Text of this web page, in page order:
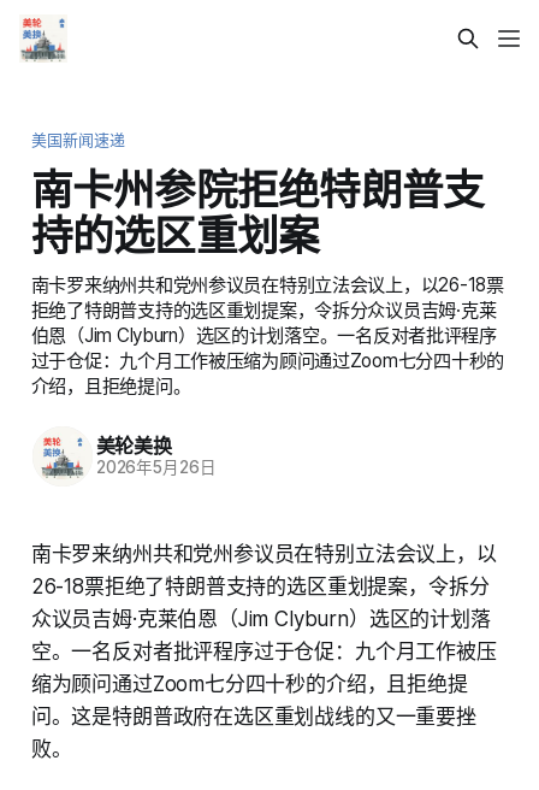
美国新闻速递
南卡州参院拒绝特朗普支
持的选区重划案
南卡罗来纳州共和党州参议员在特别立法会议上，以26-18票
拒绝了特朗普支持的选区重划提案，令拆分众议员吉姆·克莱
伯恩（Jim Clyburn）选区的计划落空。一名反对者批评程序
过于仓促：九个月工作被压缩为顾问通过Zoom七分四十秒的
介绍，且拒绝提问。
美轮美换
2026年5月26日
南卡罗来纳州共和党州参议员在特别立法会议上，以
26-18票拒绝了特朗普支持的选区重划提案，令拆分
众议员吉姆·克莱伯恩（Jim Clyburn）选区的计划落
空。一名反对者批评程序过于仓促：九个月工作被压
缩为顾问通过Zoom七分四十秒的介绍，且拒绝提
问。这是特朗普政府在选区重划战线的又一重要挫
败。